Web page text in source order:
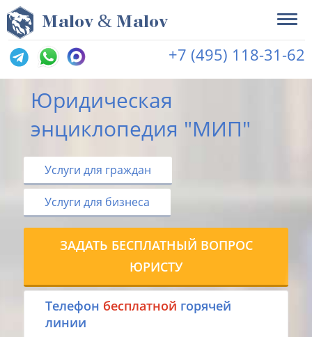
Malov & Malov
+7 (495) 118-31-62
Юридическая
энциклопедия "МИП"
Услуги для граждан
Услуги для бизнеса
ЗАДАТЬ БЕСПЛАТНЫЙ ВОПРОС
ЮРИСТУ
Tелефон бесплатной горячей
линии